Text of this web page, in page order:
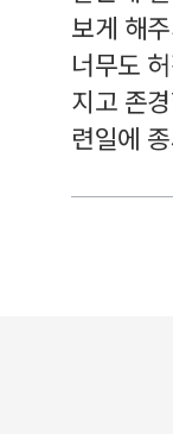
보게 해
너무도
지고 존
련일에